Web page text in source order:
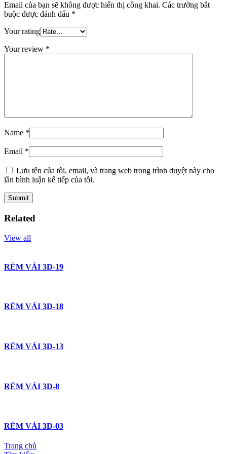
Email của bạn sẽ không được hiển thị công khai. Các trường bắt
buộc được đánh dấu *
Your rating
Your review *
Name *
Email *
Lưu tên của tôi, email, và trang web trong trình duyệt này cho
lần bình luận kế tiếp của tôi.
Related
View all
RÈM VẢI 3D-19
RÈM VẢI 3D-18
RÈM VẢI 3D-13
RÈM VẢI 3D-8
RÈM VẢI 3D-03
Trang chủ